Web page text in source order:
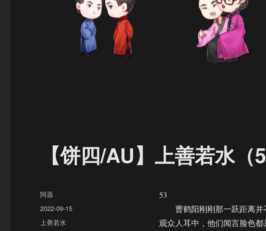
【饼四/AU】上善若水（
53
曹鹤阳刚刚那一跃距离并
观众人耳中，他们闻言脸色
作
者
阿器
发
布
2022-09-15
分
上善若水